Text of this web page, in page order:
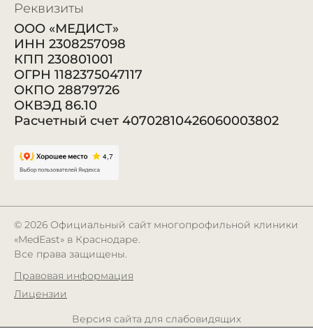
Реквизиты
ООО «МЕДИСТ»
ИНН 2308257098
КПП 230801001
ОГРН 1182375047117
ОКПО 28879726
ОКВЭД 86.10
Расчетный счет 40702810426060003802
© 2026 Официальный сайт многопрофильной клиники
«MedEast» в Краснодаре.
Все права защищены.
Правовая информация
Лицензии
Версия сайта для слабовидящих